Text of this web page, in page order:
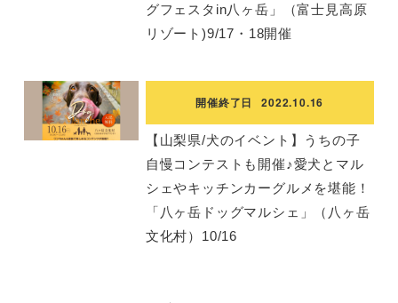
グフェスタin八ヶ岳」（富士見高原
リゾート)9/17・18開催
開催終了日 2022.10.16
【山梨県/犬のイベント】うちの子
自慢コンテストも開催♪愛犬とマル
シェやキッチンカーグルメを堪能！
「八ヶ岳ドッグマルシェ」（八ヶ岳
文化村）10/16